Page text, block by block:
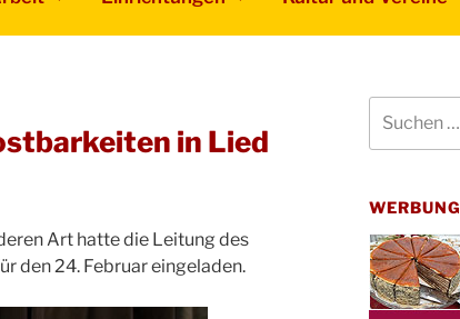
in Lied
Art hatte die Leitung des
den 24. Februar eingeladen.
nach:
WERBUNG